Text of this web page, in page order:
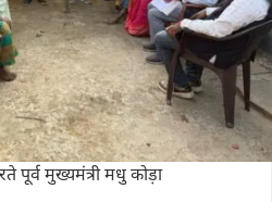
पूर्व मुख्यमंत्री मधु कोड़ा